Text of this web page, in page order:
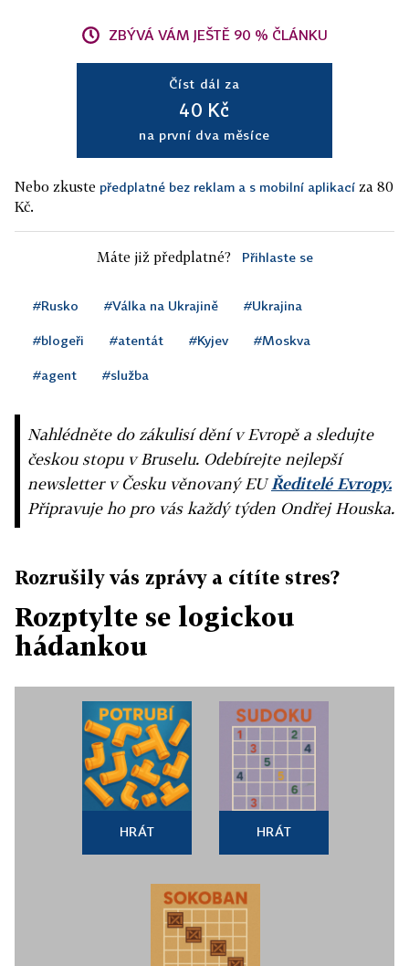
ZBÝVÁ VÁM JEŠTĚ 90 % ČLÁNKU
Číst dál za
40 Kč
na první dva měsíce
Nebo zkuste předplatné bez reklam a s mobilní aplikací za 80
Kč.
Máte již předplatné? Přihlaste se
#Rusko #Válka na Ukrajině #Ukrajina
#blogeři #atentát #Kyjev #Moskva
#agent #služba
Nahlédněte do zákulisí dění v Evropě a sledujte
českou stopu v Bruselu. Odebírejte nejlepší
newsletter v Česku věnovaný EUŘeditelé Evropy.
Připravuje ho pro vás každý týden Ondřej Houska.
Rozrušily vás zprávy a cítíte stres?
Rozptylte se logickou
hádankou
HRÁT HRÁT